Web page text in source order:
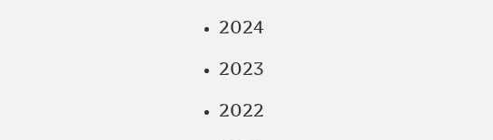
2024
2023
2022